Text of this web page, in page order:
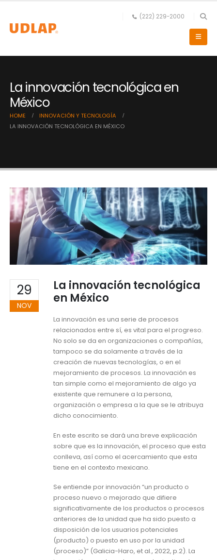
(222) 229-2000
La innovación tecnológica en
México
HOME
INNOVACIÓN Y TECNOLOGÍA
LA INNOVACIÓN TECNOLÓGICA EN MÉXICO
29
NOV
La innovación tecnológica
en México
La innovación es una serie de procesos
relacionados entre sí, es vital para el progreso.
No solo se da en organizaciones o compañías,
tampoco se da solamente a través de la
creación de nuevas tecnologías, o en el
mejoramiento de procesos. La innovación es
tan simple como el mejoramiento de algo ya
existente que remunere a la persona,
organización o empresa a la que se le atribuya
dicho conocimiento.
En este escrito se dará una breve explicación
sobre que es la innovación, el proceso que esta
conlleva, así como el acercamiento que esta
tiene en el contexto mexicano.
Se entiende por innovación “un producto o
proceso nuevo o mejorado que difiere
significativamente de los productos o procesos
anteriores de la unidad que ha sido puesto a
disposición de los usuarios potenciales
(producto) o puesto en uso por la unidad
(proceso)” (Galicia-Haro, et al., 2022, p.2). La